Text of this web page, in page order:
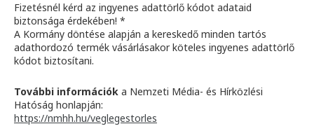
Fizetésnél kérd az ingyenes adattörlő kódot adataid
biztonsága érdekében! *
A Kormány döntése alapján a kereskedő minden tartós
adathordozó termék vásárlásakor köteles ingyenes adattörlő
kódot biztosítani.
További információk a Nemzeti Média- és Hírközlési
Hatóság honlapján:
https://nmhh.hu/veglegestorles